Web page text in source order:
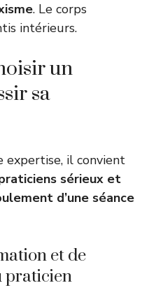
. Le corps
intérieurs.
un
sa
expertise, il convient
sérieux et
d’une séance
et de
praticien